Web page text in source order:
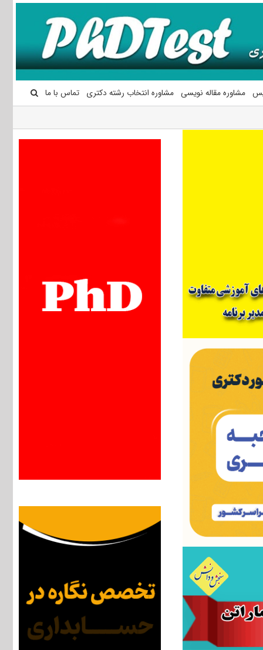
مشاوره مقاله نویسی مشاوره انتخاب رشته دکتری تماس با ما